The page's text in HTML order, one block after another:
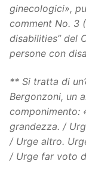
ginecologici»,
comment No. 3
disabilities” del
persone con
** Si tratta di
Bergonzoni, un
componimento:
grandezza. /
/ Urge altro.
/ Urge far voto